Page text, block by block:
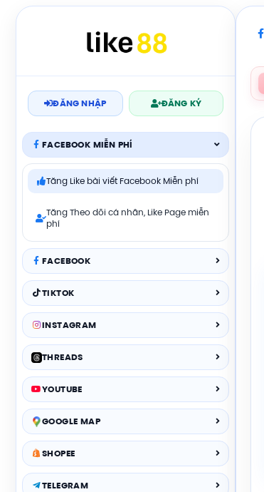
ĐĂNG NHẬP ĐĂNG KÝ
FACEBOOK MIỄN PHÍ
Tăng Like bài viết Facebook Miễn phí
Tăng Theo dõi cá nhân, Like Page miễn
phí
FACEBOOK
TIKTOK
INSTAGRAM
THREADS
YOUTUBE
GOOGLE MAP
SHOPEE
TELEGRAM